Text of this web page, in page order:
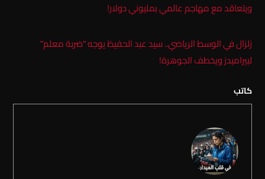
ويتعاقد مع مهاجم عالمي بمليوني دولار!
زلزال في الوسط الرياضي.. سيد عبد الحفيظ يوجه “ضربة معلم”
لبيراميدز ويخطف الجوهرة!
كاتب